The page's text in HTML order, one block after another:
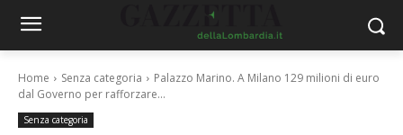
Home Senza categoria
Palazzo Marino. A Milano 129 milioni di euro
dal Governo per rafforzare...
Senza categoria